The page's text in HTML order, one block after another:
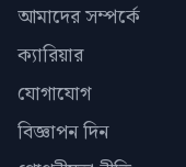
আমাদের সম্পর্কে
ক্যারিয়ার
যোগাযোগ
বিজ্ঞাপন দিন